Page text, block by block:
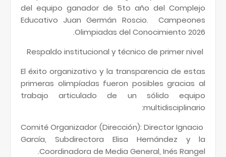
del equipo ganador de 5to año del Complejo
Educativo Juan Germán Roscio. Campeones
Olimpiadas del Conocimiento 2026.
El éxito organizativo y la transparencia de estas
primeras olimpíadas fueron posibles gracias al
trabajo articulado de un sólido equipo
multidisciplinario:
Comité Organizador (Dirección): Director Ignacio
García, Subdirectora Elisa Hernández y la
Coordinadora de Media General, Inés Rangel.